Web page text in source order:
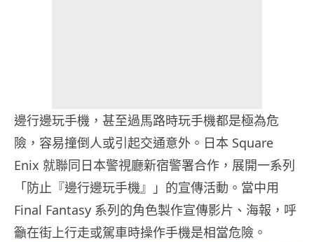
邊行邊玩手機，甚至過馬路時玩手機都是極為危
險，容易撞倒人或引起交通意外。日本 Square
Enix 就聯同日本警視廳新宿警署合作，展開一系列
「防止『邊行邊玩手機』」的宣傳活動。當中用
Final Fantasy 系列的角色製作宣傳影片、海報，呼
籲在街上行走或駕車時操作手機是相當危險。